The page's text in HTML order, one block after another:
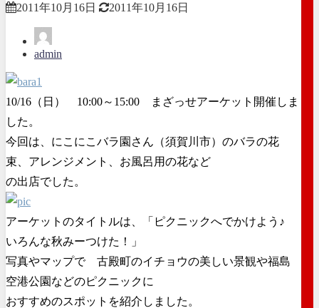
2011年10月16日 2011年10月16日
admin
10/16（日） 10:00～15:00 まざっせアーケット開催しま
した。
今回は、にこにこバラ園さん（須賀川市）のバラの花
束、アレンジメント、お風呂用の花など
の出店でした。
アーケットのタイトルは、「ピクニックへでかけよう♪
いろんな秋みーつけた！」
写真やマップで 古殿町のイチョウの美しい景観や福島
空港公園などのピクニックに
おすすめのスポットを紹介しました。